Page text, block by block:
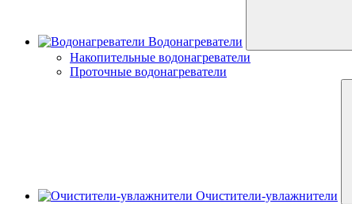
Водонагреватели
Накопительные водонагреватели
Проточные водонагреватели
Очистители-увлажнители